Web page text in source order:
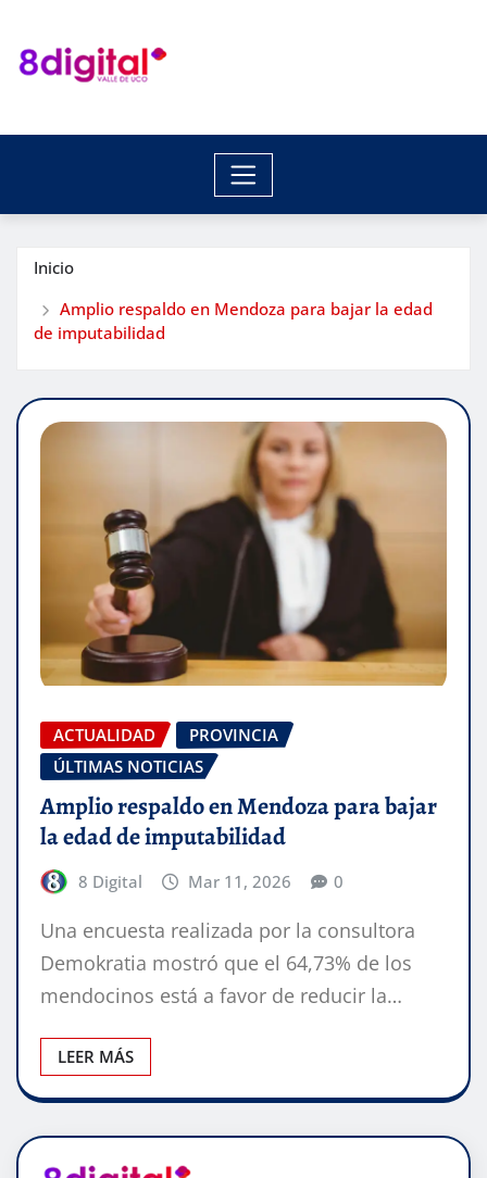
contenido
Inicio
Amplio respaldo en Mendoza para bajar la edad
de imputabilidad
ACTUALIDAD
PROVINCIA
ÚLTIMAS NOTICIAS
Amplio respaldo en Mendoza para bajar
la edad de imputabilidad
8 Digital Mar 11, 2026 0
Una encuesta realizada por la consultora
Demokratia mostró que el 64,73% de los
mendocinos está a favor de reducir la…
LEER MÁS